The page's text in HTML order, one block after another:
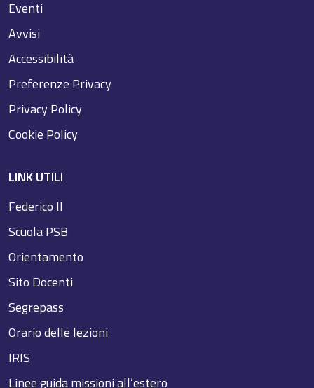
Eventi
Avvisi
Accessibilità
Preferenze Privacy
Privacy Policy
Cookie Policy
LINK UTILI
Federico II
Scuola PSB
Orientamento
Sito Docenti
Segrepass
Orario delle lezioni
IRIS
Linee guida missioni all’estero